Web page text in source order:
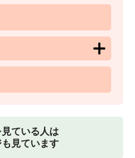
ている人は
見ています